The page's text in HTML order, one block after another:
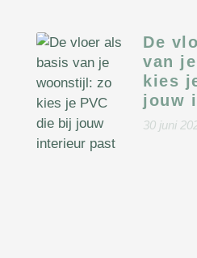
De
van
kies
jouw
30 juni